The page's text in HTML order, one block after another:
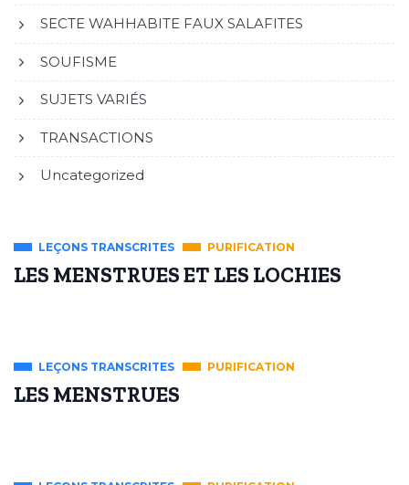
SECTE WAHHABITE FAUX SALAFITES
SOUFISME
SUJETS VARIÉS
TRANSACTIONS
Uncategorized
LEÇONS TRANSCRITES PURIFICATION
LES MENSTRUES ET LES LOCHIES
LEÇONS TRANSCRITES PURIFICATION
LES MENSTRUES